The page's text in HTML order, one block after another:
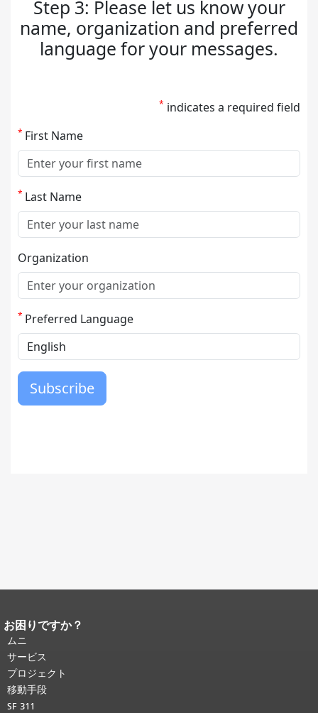
ページコンテンツの終わり。
ジの残りの部分はすべてのページで繰
り返されます。
頭に戻る。
お困りですか？
ムニ
サービス
プロジェクト
移動手段
SF 311